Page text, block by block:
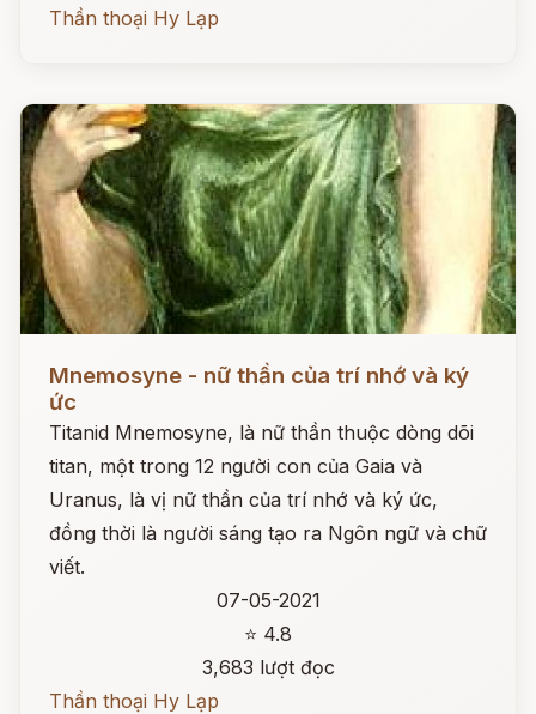
Thần thoại Hy Lạp
Mnemosyne - nữ thần của trí nhớ và ký
ức
Titanid Mnemosyne, là nữ thần thuộc dòng dõi
titan, một trong 12 người con của Gaia và
Uranus, là vị nữ thần của trí nhớ và ký ức,
đồng thời là người sáng tạo ra Ngôn ngữ và chữ
viết.
07-05-2021
⭐ 4.8
3,683 lượt đọc
Thần thoại Hy Lạp